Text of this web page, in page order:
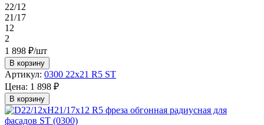
22/12
21/17
12
2
1 898 ₽/шт
В корзину
Артикул: 0300 22х21 R5 ST
Цена: 1 898 ₽
В корзину